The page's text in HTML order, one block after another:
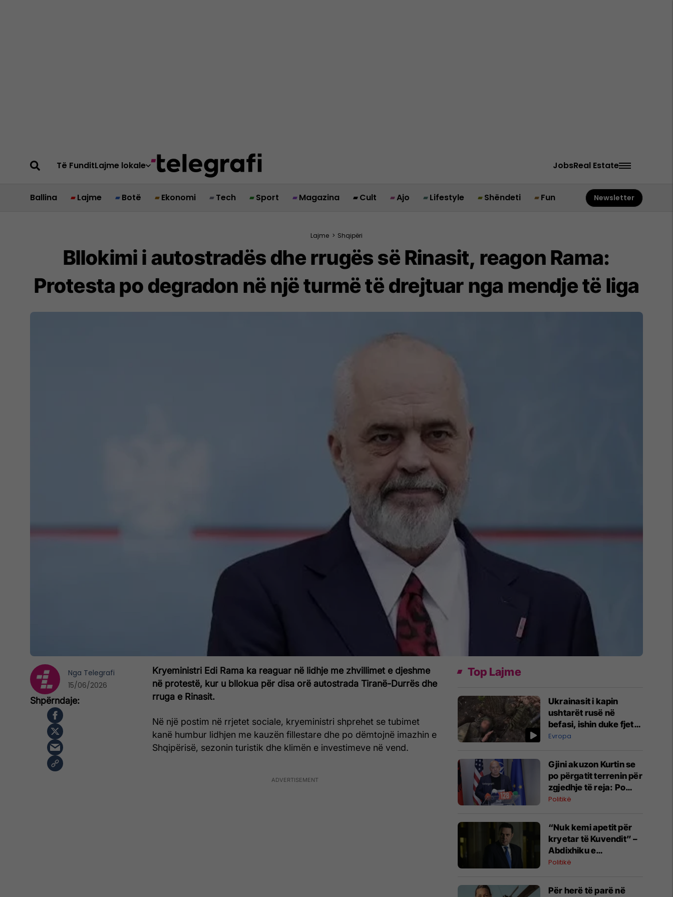
Të FunditLajme lokale JobsReal Estate
Ballina Lajme Botë Ekonomi Tech Sport Magazina Cult Ajo Lifestyle Shëndeti Fun Newsletter
Lajme > Shqipëri
Bllokimi i autostradës dhe rrugës së Rinasit, reagon Rama:
Protesta po degradon në një turmë të drejtuar nga mendje të liga
Kryeministri Edi Rama ka reaguar në lidhje me zhvillimet e djeshme
në protestë, kur u bllokua për disa orë autostrada Tiranë-Durrës dhe
rruga e Rinasit.
Në një postim në rrjetet sociale, kryeministri shprehet se tubimet
kanë humbur lidhjen me kauzën fillestare dhe po dëmtojnë imazhin e
Shqipërisë, sezonin turistik dhe klimën e investimeve në vend.
Nga Telegrafi
15/06/2026
Top Lajme
Ukrainasit i kapin
ushtarët rusë në
befasi, ishin duke fjetur
në strehimoret e
Evropa
Gjini akuzon Kurtin se
po përgatit terrenin për
zgjedhje të reja: Po
manipulon opinionin
Politikë
“Nuk kemi apetit për
kryetar të Kuvendit” –
Abdixhiku e
konsideron si figurë
Politikë
Për herë të parë në